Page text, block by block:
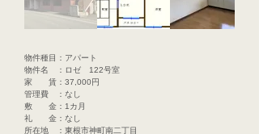
物件種目：アパート
​物件名 ：ロゼ 122号室
家 賃：37,000円
​管理費 ：なし
敷 金：1カ月
礼 金：なし
所在地 ：東根市神町南二丁目